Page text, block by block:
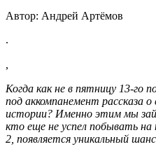
Автор: Андрей Артёмов
.
,
Когда как не в пятницу 13-го
под аккомпанемент рассказа
истории? Именно этим мы
кто еще не успел побывать
2, появляется уникальный